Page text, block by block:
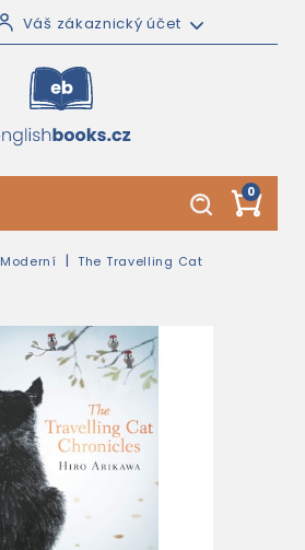
Váš zákaznický účet
0
Moderní
The Travelling Cat